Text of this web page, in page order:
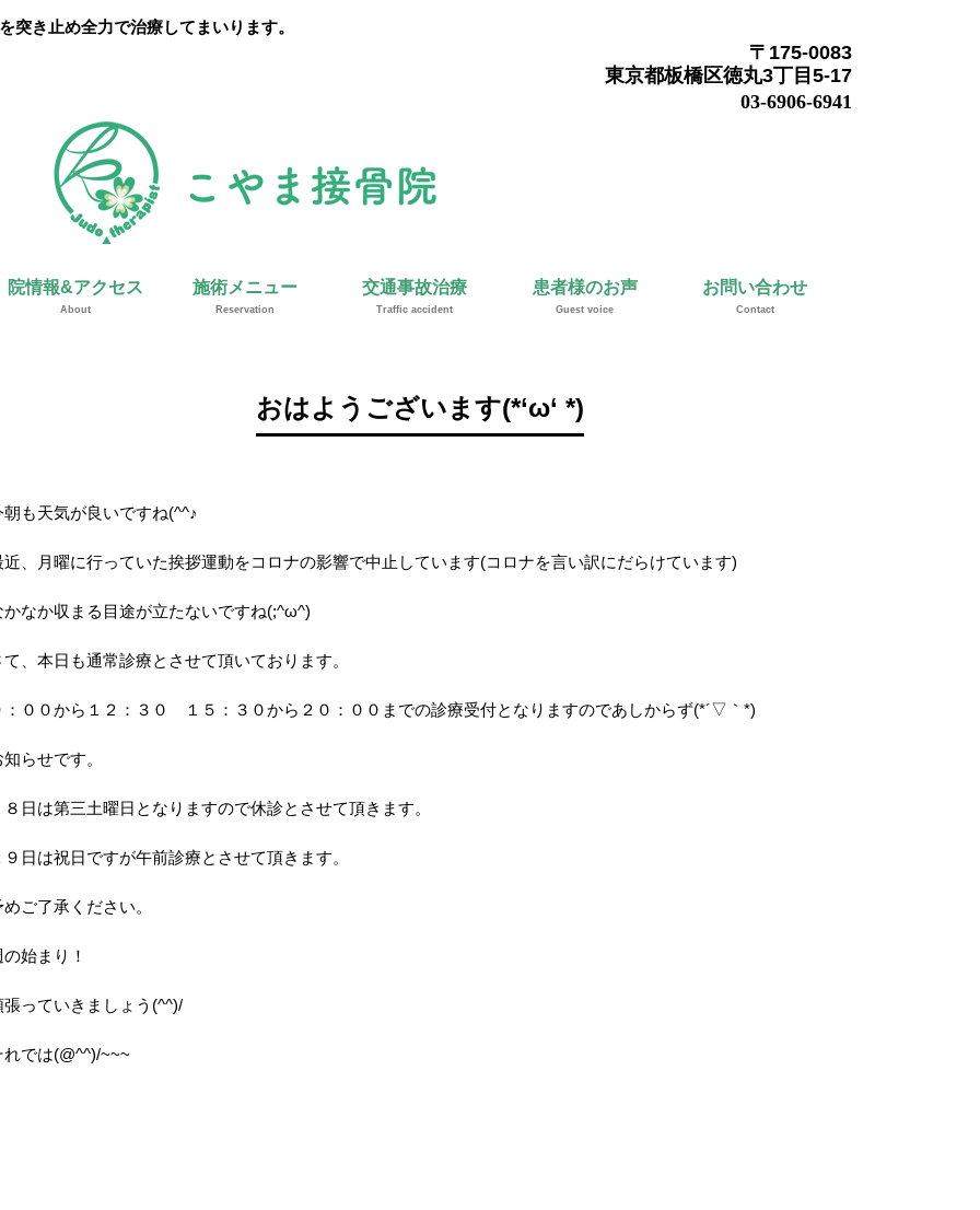
突き止め全力で治療してまいります。
〒175-0083
東京都板橋区徳丸3丁目5-17
03-6906-6941
院情報&アクセス
About
施術メニュー
Reservation
交通事故治療
Traffic accident
患者様のお声
Guest voice
お問い合わせ
Contact
おはようございます(*‘ω‘ *)
朝も天気が良いですね(^^♪
近、月曜に行っていた挨拶運動をコロナの影響で中止しています(コロナを言い訳にだらけています)
かなか収まる目途が立たないですね(;^ω^)
て、本日も通常診療とさせて頂いております。
：００から１２：３０ １５：３０から２０：００までの診療受付となりますのであしからず(*´▽｀*)
知らせです。
８日は第三土曜日となりますので休診とさせて頂きます。
９日は祝日ですが午前診療とさせて頂きます。
めご了承ください。
の始まり！
張っていきましょう(^^)/
れでは(@^^)/~~~